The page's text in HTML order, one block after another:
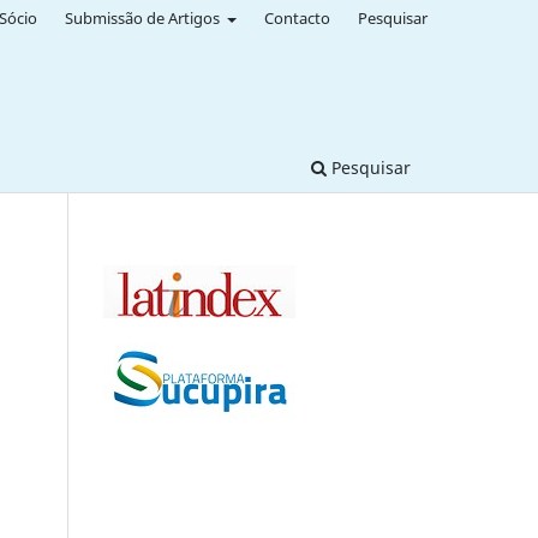
Pesquisar
Submissão de Artigos Contacto Pesquisar